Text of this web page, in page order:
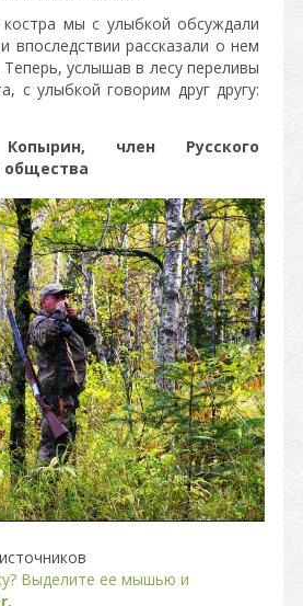
мы с улыбкой обсуждали
впоследствии рассказали о нем
услышав в лесу переливы
с улыбкой говорим друг другу:
член Русского
общества
Выделите ее мышью и